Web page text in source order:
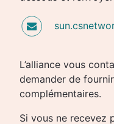
L’alliance vous
demander de
complémentaires.
Si vous ne recevez